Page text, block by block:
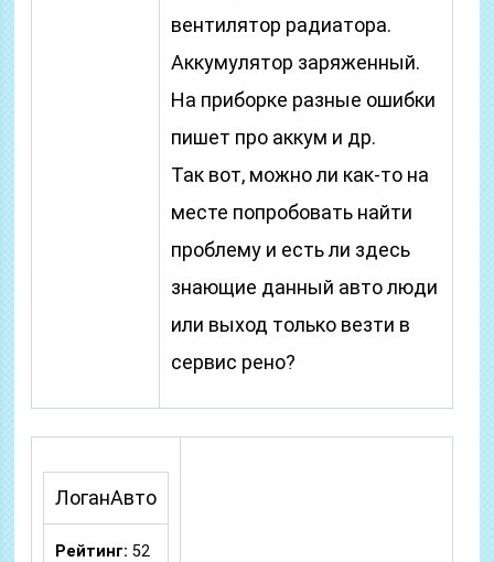
вентилятор радиатора.
Аккумулятор заряженный.
На приборке разные ошибки
пишет про аккум и др.
Так вот, можно ли как-то на
месте попробовать найти
проблему и есть ли здесь
знающие данный авто люди
или выход только везти в
сервис рено?
ЛоганАвто
Рейтинг: 52